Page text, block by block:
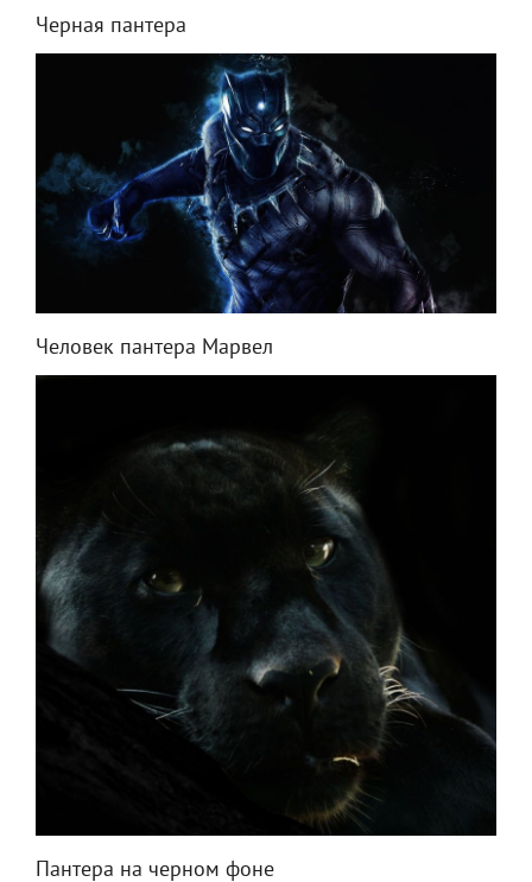
Черная пантера
Человек пантера Марвел
Пантера на черном фоне